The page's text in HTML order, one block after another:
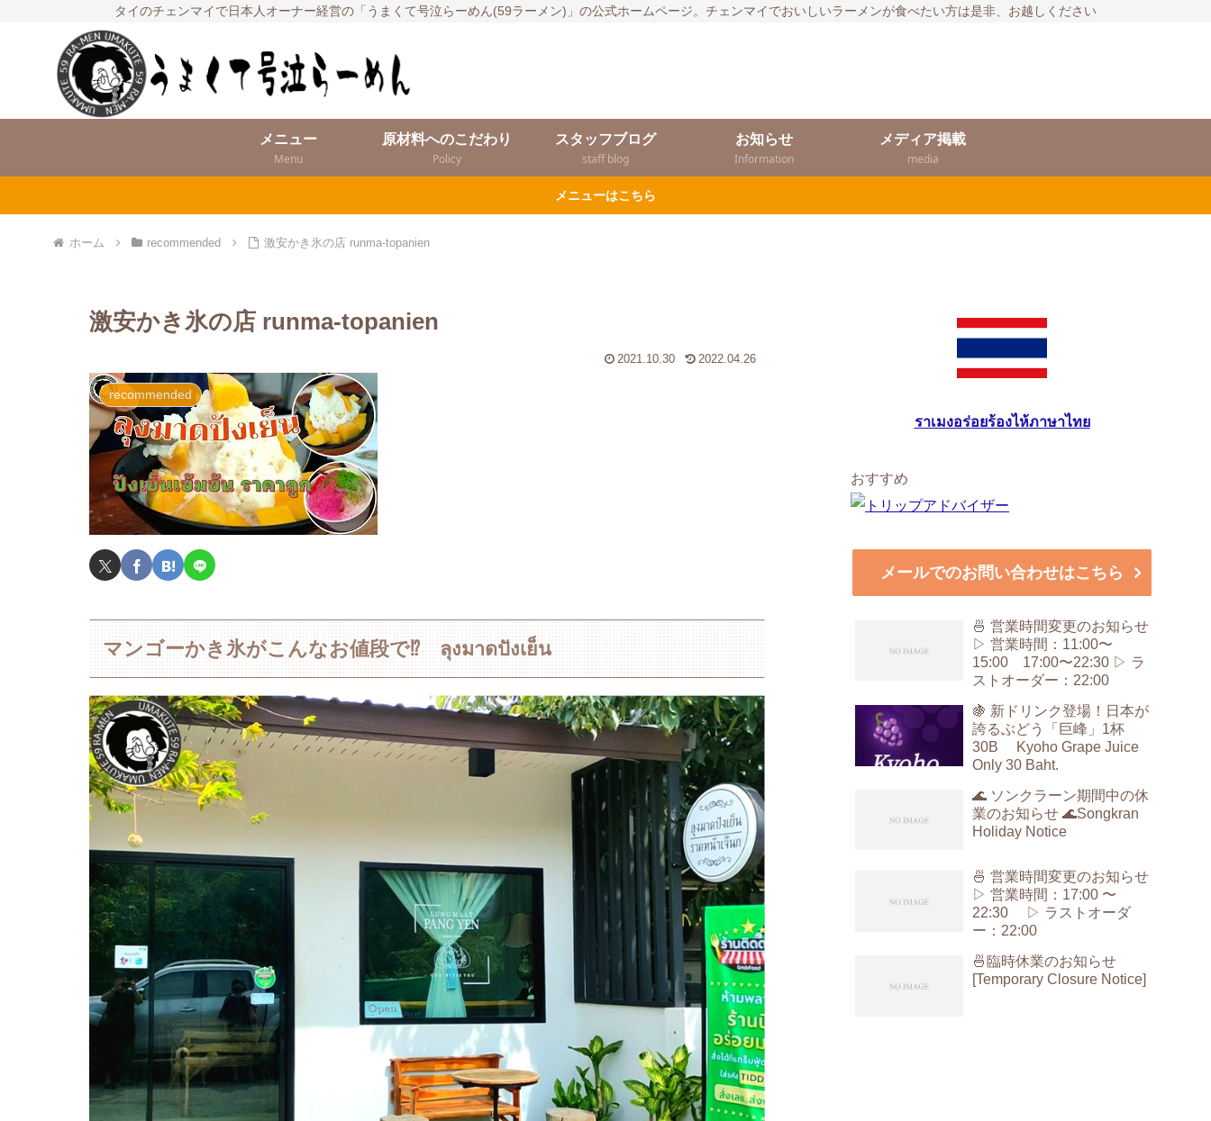
タイのチェンマイで日本人オーナー経営の「うまくて号泣らーめん(59ラーメン)」の公式ホームページ。チェンマイでおいしいラーメンが食べたい方は是非、お越しください
メニュー
Menu
原材料へのこだわり
Policy
スタッフブログ
staff blog
お知らせ
Information
メディア掲載
media
メニューはこちら
ホーム recommended 激安かき氷の店 runma-topanien
激安かき氷の店 runma-topanien
2021.10.30 2022.04.26
recommended
マンゴーかき氷がこんなお値段で⁉ ลุงมาดปังเย็น
ราเมงอร่อยร้องไห้ภาษาไทย
おすすめ
メールでのお問い合わせはこちら
🍜 営業時間変更のお知らせ
▷ 営業時間：11:00〜
15:00 17:00〜22:30 ▷ ラ
ストオーダー：22:00
🍇 新ドリンク登場！日本が
誇るぶどう「巨峰」1杯
30B Kyoho Grape Juice
Only 30 Baht.
🌊 ソンクラーン期間中の休
業のお知らせ 🌊Songkran
Holiday Notice
🍜 営業時間変更のお知らせ
▷ 営業時間：17:00 〜
22:30 ▷ ラストオーダ
ー：22:00
🍜臨時休業のお知らせ
[Temporary Closure Notice]